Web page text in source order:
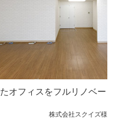
オフィスをフルリノベー
株式会社スクイズ様